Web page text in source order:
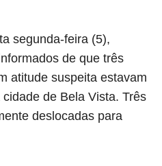
segunda-feira (5),
de que três
atitude suspeita estavam
de Bela Vista. Três
deslocadas para